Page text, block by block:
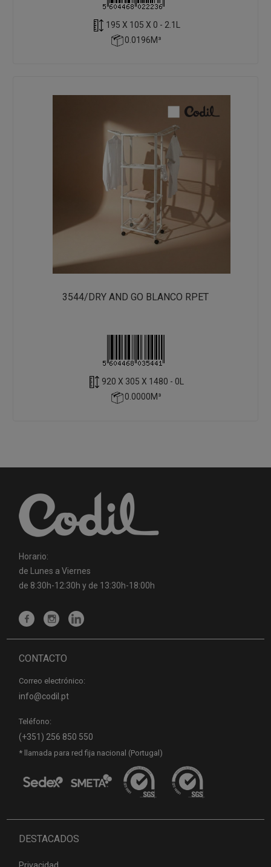
195 X 105 X 0 - 2.1L
0.0196M³
3544/DRY AND GO BLANCO RPET
920 X 305 X 1480 - 0L
0.0000M³
Horario:
de Lunes a Viernes
de 8:30h-12:30h y de 13:30h-18:00h
CONTACTO
Correo electrónico:
info@codil.pt
Teléfono:
(+351) 256 850 550
* llamada para red fija nacional (Portugal)
DESTACADOS
Privacidad